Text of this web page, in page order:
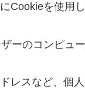
Cookieを使用し
ーのコンピュ
レスなど、個